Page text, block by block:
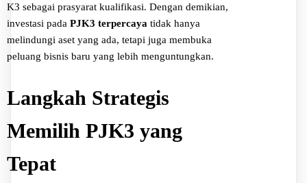
K3 sebagai prasyarat kualifikasi. Dengan demikian,
investasi pada PJK3 terpercaya tidak hanya
melindungi aset yang ada, tetapi juga membuka
peluang bisnis baru yang lebih menguntungkan.
Langkah Strategis
Memilih PJK3 yang
Tepat